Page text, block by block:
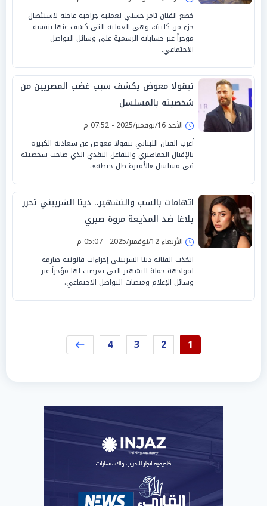
خضع الفنان تامر حسني لعملية جراحية عاجلة لاستئصال
جزء من كليته، وهي العملية التي كشف عنها بنفسه
مؤخراً عبر حساباته الرسمية على وسائل التواصل
الاجتماعي.
نيقولا معوض يكشف سبب غضب المصريين من
شخصيته بالمسلسل
الأحد 16/نوفمبر/2025 - 07:52 م
أعرب الفنان اللبناني نيقولا معوض عن سعادته الكبيرة
بالإقبال الجماهيري والتفاعل النقدي الذي صاحب شخصيته
في مسلسل «الأميرة ظل حيطة».
اتهامات بالسب والتشهير.. دينا الشربيني تحرر
بلاغا ضد المذيعة مروة صبري
الأربعاء 12/نوفمبر/2025 - 05:07 م
اتخذت الفنانة دينا الشربيني إجراءات قانونية صارمة
لمواجهة حملة التشهير التي تعرضت لها مؤخراً عبر
وسائل الإعلام ومنصات التواصل الاجتماعي.
1
2
3
4